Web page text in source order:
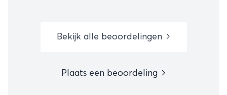
Bekijk alle beoordelingen
Plaats een beoordeling